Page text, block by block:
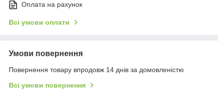
Оплата на рахунок
Всі умови оплати
Умови повернення
Повернення товару впродовж 14 днів за домовленістю
Всі умови повернення